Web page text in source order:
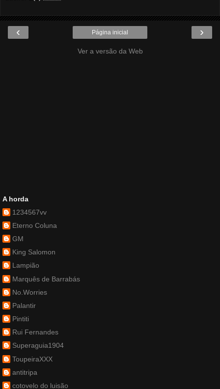
‹ ›
Página inicial
Ver a versão da Web
A horda
1234567vv
Eterno Coluna
GM
King Salomon
Lampião
Marquês de Barrabás
No.Worries
Palantir
Pintiti
Rui Fernandes
Superaguia1904
ToupeiraXXX
antitripa
cotovelo do luisão